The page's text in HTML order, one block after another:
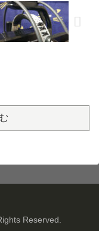
Reserved.